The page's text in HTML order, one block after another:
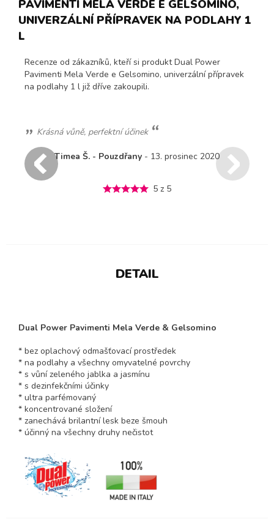
PAVIMENTI MELA VERDE E GELSOMINO,
UNIVERZÁLNÍ PŘÍPRAVEK NA PODLAHY 1
L
Recenze od zákazníků, kteří si produkt Dual Power
Pavimenti Mela Verde e Gelsomino, univerzální přípravek
na podlahy 1 l již dříve zakoupili.
vonia a veľmi dobre čistí .
srpen 2021
Krásná vůně, perfektní účinek
Timea Š. - Pouzdřany
DETAIL
Dual Power Pavimenti Mela Verde & Gelsomino
* bez oplachový odmašťovací prostředek
* na podlahy a všechny omyvatelné povrchy
* s vůní zeleného jablka a jasmínu
* s dezinfekčními účinky
* ultra parfémovaný
* koncentrované složení
* zanechává brilantní lesk beze šmouh
* účinný na všechny druhy nečistot